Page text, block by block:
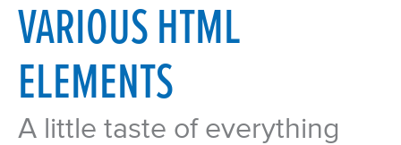
VARIOUS HTML
ELEMENTS
A little taste of everything